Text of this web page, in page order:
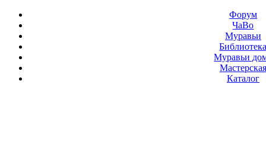
Форум
ЧаВо
Муравьи
Муравьи
Мастерская
Каталог